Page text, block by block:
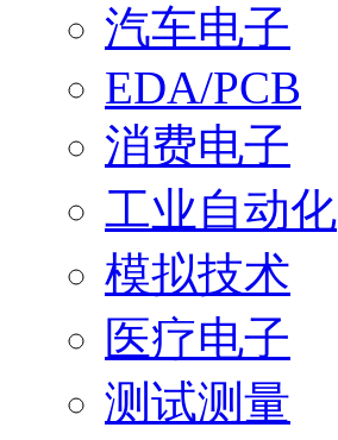
汽车电子
EDA/PCB
消费电子
工业自动化
模拟技术
医疗电子
测试测量